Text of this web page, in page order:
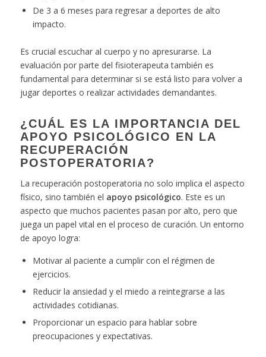
De 3 a 6 meses para regresar a deportes de alto
impacto.
Es crucial escuchar al cuerpo y no apresurarse. La
evaluación por parte del fisioterapeuta también es
fundamental para determinar si se está listo para volver a
jugar deportes o realizar actividades demandantes.
¿CUÁL ES LA IMPORTANCIA DEL
APOYO PSICOLÓGICO EN LA
RECUPERACIÓN
POSTOPERATORIA?
La recuperación postoperatoria no solo implica el aspecto
físico, sino también el apoyo psicológico. Este es un
aspecto que muchos pacientes pasan por alto, pero que
juega un papel vital en el proceso de curación. Un entorno
de apoyo logra:
Motivar al paciente a cumplir con el régimen de
ejercicios.
Reducir la ansiedad y el miedo a reintegrarse a las
actividades cotidianas.
Proporcionar un espacio para hablar sobre
preocupaciones y expectativas.